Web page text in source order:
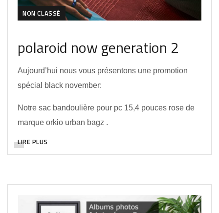
NON CLASSÉ
polaroid now generation 2
Aujourd’hui nous vous présentons une promotion
spécial black november:
Notre sac bandoulière pour pc 15,4 pouces rose de
marque orkio urban bagz .
LIRE PLUS